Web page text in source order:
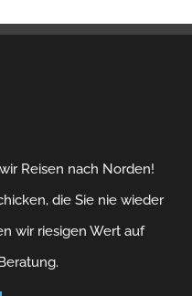
Reisen nach Norden!
die Sie nie wieder
wir riesigen Wert auf